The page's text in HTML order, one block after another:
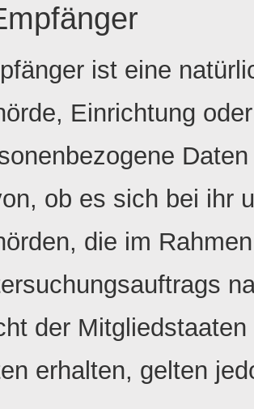
ist eine
Einrichtung
ob es sich bei ihr
die im
der
erhalten, gelten